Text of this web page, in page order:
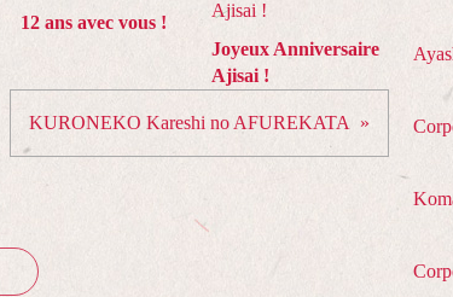
12 ans avec vous !
Joyeux Anniversaire
Ajisai !
KURONEKO Kareshi no AFUREKATA